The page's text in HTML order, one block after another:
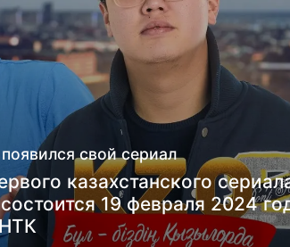
свой сериал
казахстанского
19 февраля 2024